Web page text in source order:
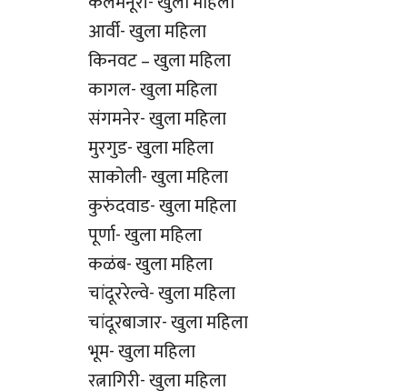
आर्वी- खुला महिला
किनवट – खुला महिला
कागल- खुला महिला
संगमनेर- खुला महिला
मुरगुड- खुला महिला
साकोली- खुला महिला
कुरुंदवाड- खुला महिला
पूर्णा- खुला महिला
कळंब- खुला महिला
चांदूररेल्वे- खुला महिला
चांदूरबाजार- खुला महिला
भूम- खुला महिला
रत्नागिरी- खुला महिला